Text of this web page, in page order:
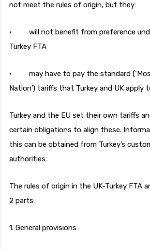
not meet the rules of origin, but they:
· will not benefit from preference
Turkey FTA
· may have to pay the standard
Nation’) tariffs that Turkey and UK apply
Turkey and the EU set their own tariffs
certain obligations to align these.
this can be obtained from Turkey’s
authorities.
The rules of origin in the UK-Turkey FTA
2 parts:
1. General provisions